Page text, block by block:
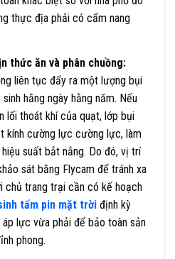
thực địa phải có cẩm nang
thức ăn và phân chuồng:
liên tục đẩy ra một lượng bụi
hằng ngày hằng năm. Nếu
lối thoát khí của quạt, lớp bụi
kính cường lực cường lực, làm
suất bắt nắng. Do đó, vị trí
sát bằng Flycam để tránh xa
chủ trang trại cần có kế hoạch
tấm pin mặt trờiđịnh kỳ
lực vừa phải để bảo toàn sản
phong.